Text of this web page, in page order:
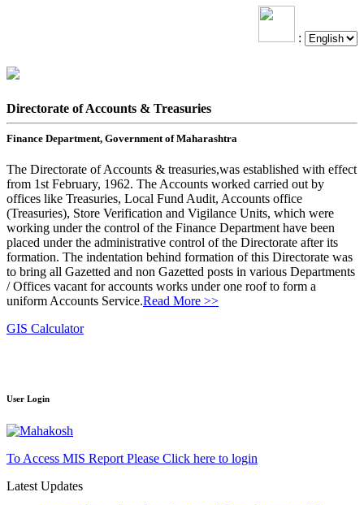
:
Directorate of Accounts & Treasuries
Finance Department, Government of Maharashtra
The Directorate of Accounts & treasuries,was established with effect
from 1st February, 1962. The Accounts worked carried out by
offices like Treasuries, Local Fund Audit, Accounts office
(Treasuries), Store Verification and Vigilance Units, which were
working under the control of the Finance Department have been
placed under the administrative control of the Directorate after its
formation. The indentation behind formation of this Directorate was
to bring all Gazetted and non Gazetted posts in various Departments
/ Offices vacant for accounts works under one roof to form a
uniform Accounts Service.Read More >>
GIS Calculator
User Login
To Access MIS Report Please Click here to login
Latest Updates